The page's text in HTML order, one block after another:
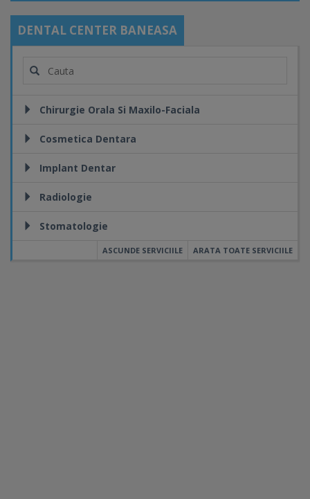
DENTAL CENTER BANEASA
Chirurgie Orala Si Maxilo-Faciala
Cosmetica Dentara
Implant Dentar
Radiologie
Stomatologie
ARATA TOATE SERVICIILE
ASCUNDE SERVICIILE